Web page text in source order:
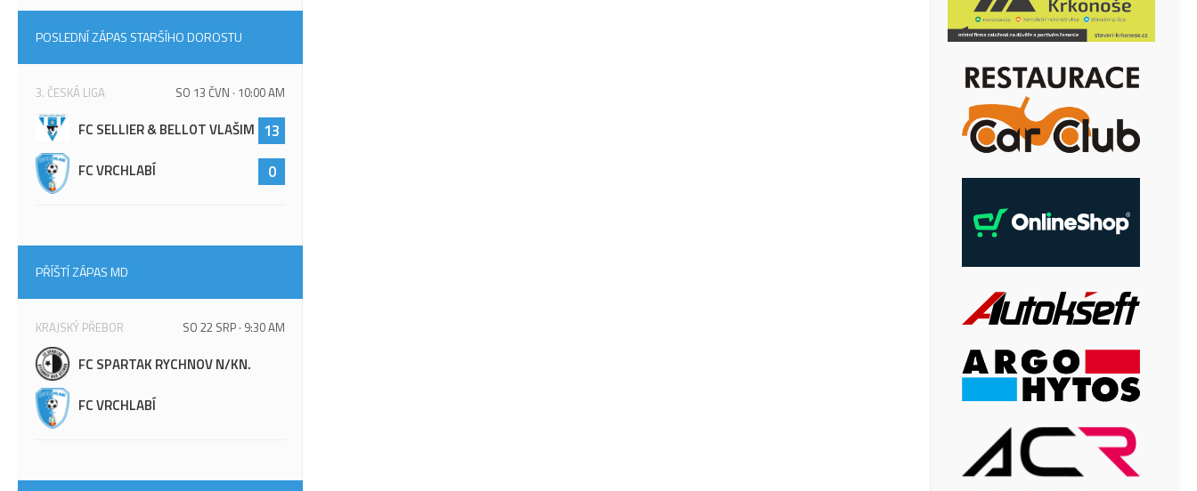
POSLEDNÍ ZÁPAS STARŠÍHO DOROSTU
3. ČESKÁ LIGA SO 13 ČVN · 10:00 AM
FC SELLIER & BELLOT VLAŠIM 13
FC VRCHLABÍ 0
PŘÍŠTÍ ZÁPAS MD
KRAJSKÝ PŘEBOR SO 22 SRP · 9:30 AM
FC SPARTAK RYCHNOV N/KN.
FC VRCHLABÍ